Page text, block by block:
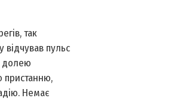
так
пульс
долею
пристанню,
Немає